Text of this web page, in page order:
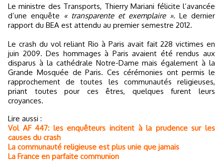
Le ministre des Transports, Thierry Mariani félicite l’avancée
d’une enquête « transparente et exemplaire ». Le dernier
rapport du BEA est attendu au premier semestre 2012.
Le crash du vol reliant Rio à Paris avait fait 228 victimes en
juin 2009. Des hommages à Paris avaient été rendus aux
disparus à la cathédrale Notre-Dame mais également à la
Grande Mosquée de Paris. Ces cérémonies ont permis le
rapprochement de toutes les communautés religieuses,
priant toutes pour ces êtres, quelques furent leurs
croyances.
Lire aussi :
Vol AF 447: les enquêteurs incitent à la prudence sur les
causes du crash
La communauté religieuse est plus unie que jamais
La France en parfaite communion